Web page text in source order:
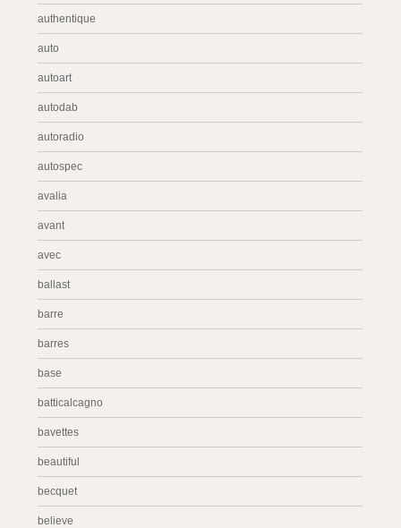
authentique
auto
autoart
autodab
autoradio
autospec
avalia
avant
avec
ballast
barre
barres
base
batticalcagno
bavettes
beautiful
becquet
believe